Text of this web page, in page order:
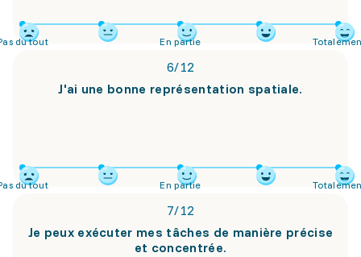
du tout En partie
6/12
J'ai une bonne représentation spatiale.
du tout En partie
7/12
Je peux exécuter mes tâches de manière précise
et concentrée.